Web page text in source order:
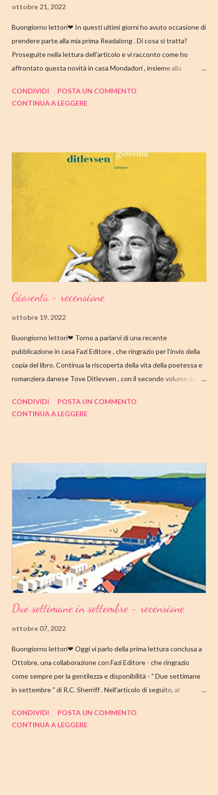
ottobre 21, 2022
Buongiorno lettori❤ In questi ultimi giorni ho avuto occasione di
prendere parte alla mia prima Readalong . Di cosa si tratta?
Proseguite nella lettura dell'articolo e vi racconto come ho
affrontato questa novità in casa Mondadori , insieme alla
ringraziamenti. Nell'articolo di seguito parliamo quindi di " I nostri
ROMANZO PAGINE: 348 PREZZO: 19.00/EBOOK 10.99 Link
impiegato nella biblioteca universitaria di fronte a casa. Sua
madre, Margaret, una poetessa di origini cinesi, li ha abbandonati
quando lui aveva solo nove anni in circostanze misteriose, dopo
che una sua poesi...
CONDIVIDI
POSTA UN COMMENTO
CONTINUA A LEGGERE
Gioventù - recensione
ottobre 19, 2022
Buongiorno lettori❤ Torno a parlarvi di una recente
pubblicazione in casa Fazi Editore , che ringrazio per l'invio della
copia del libro. Continua la riscoperta della vita della poetessa e
romanziera danese Tove Ditlevsen , con il secondo volume della
come sempre, trovate tutte le mie impressioni al suo termine.
14.25/EBOOK 8.99 Link Amazon TRAMA Dopo "Infanzia", il
secondo capitolo della trilogia di Copenaghen, grande classico
della letteratura danese oggi riscoperto e acclamato a livello
internazionale. La piccola Tove è cresciuta in fretta: costretta ad
abbandonare la scuola molto presto, a quattordici anni compie i
primi passi nel mondo del lavoro. Indossato il vestito buono e
infilato il ...
CONDIVIDI
POSTA UN COMMENTO
CONTINUA A LEGGERE
Due settimane in settembre - recensione
ottobre 07, 2022
Buongiorno lettori❤ Oggi vi parlo della prima lettura conclusa a
Ottobre, una collaborazione con Fazi Editore - che ringrazio
come sempre per la gentilezza e disponibilità - " Due settimane
in settembre " di R.C. Sherriff . Nell'articolo di seguito, al
TITOLO: DUE SETTIMANE IN SETTEMBRE AUTORE: R.C.
CONDIVIDI
POSTA UN COMMENTO
CONTINUA A LEGGERE